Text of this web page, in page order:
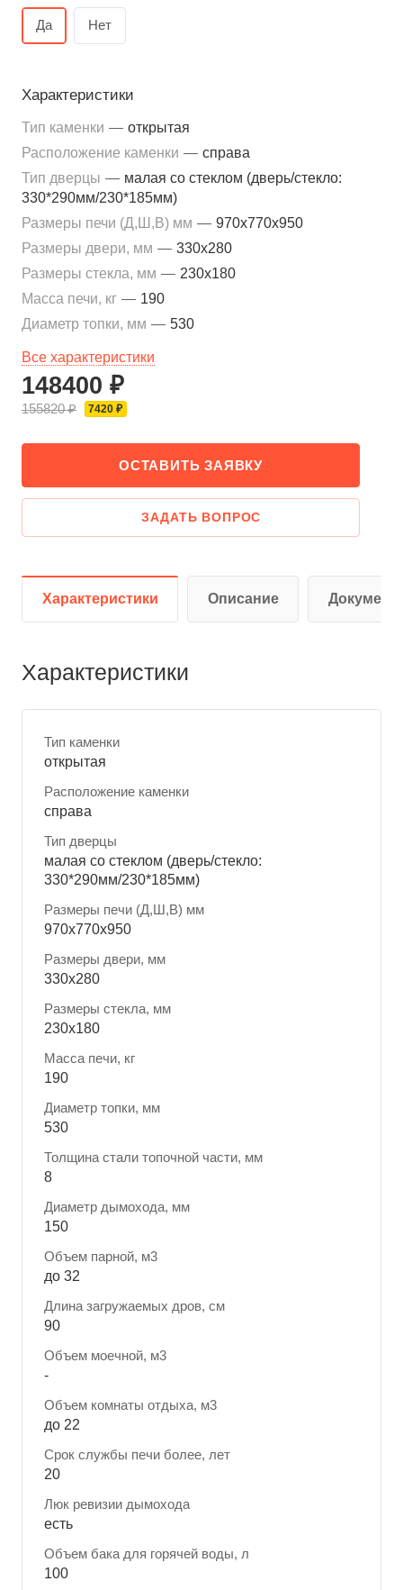
Да Нет
Характеристики
Тип каменки — открытая
Расположение каменки — справа
Тип дверцы — малая со стеклом (дверь/стекло:
330*290мм/230*185мм)
Размеры печи (Д,Ш,В) мм — 970x770x950
Размеры двери, мм — 330x280
Размеры стекла, мм — 230x180
Масса печи, кг — 190
Диаметр топки, мм — 530
Все характеристики
148400 ₽
155820 ₽ 7420 ₽
ОСТАВИТЬ ЗАЯВКУ
ЗАДАТЬ ВОПРОС
Характеристики Описание
Характеристики
Тип каменки
открытая
Расположение каменки
справа
Тип дверцы
малая со стеклом (дверь/стекло:
330*290мм/230*185мм)
Размеры печи (Д,Ш,В) мм
970x770x950
Размеры двери, мм
330x280
Размеры стекла, мм
230x180
Масса печи, кг
190
Диаметр топки, мм
530
Толщина стали топочной части, мм
8
Диаметр дымохода, мм
150
Объем парной, м3
до 32
Длина загружаемых дров, см
90
Объем моечной, м3
-
Объем комнаты отдыха, м3
до 22
Срок службы печи более, лет
20
Люк ревизии дымохода
есть
Объем бака для горячей воды, л
100